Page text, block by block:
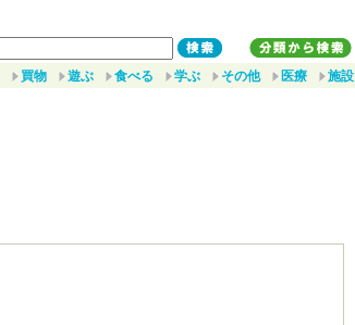
買物 遊ぶ 食べる 学ぶ その他 医療 施設